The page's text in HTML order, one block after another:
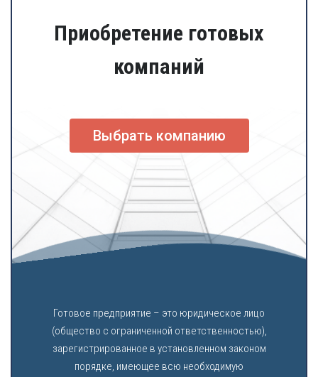
Приобретение готовых
компаний
Выбрать компанию
Готовое предприятие – это юридическое лицо
(общество с ограниченной ответственностью),
зарегистрированное в установленном законом
порядке, имеющее всю необходимую